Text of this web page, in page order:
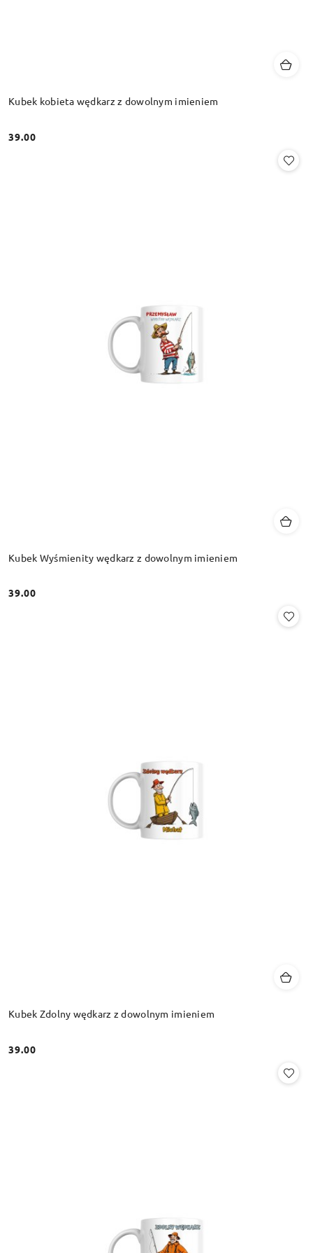
Kubek kobieta wędkarz z dowolnym imieniem
Cena:
39.00
Kubek Wyśmienity wędkarz z dowolnym imieniem
Cena:
39.00
Kubek Zdolny wędkarz z dowolnym imieniem
Cena:
39.00